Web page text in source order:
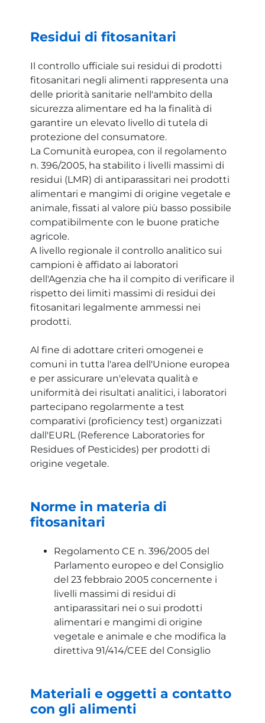
Residui di fitosanitari
Il controllo ufficiale sui residui di prodotti
fitosanitari negli alimenti rappresenta una
delle priorità sanitarie nell'ambito della
sicurezza alimentare ed ha la finalità di
garantire un elevato livello di tutela di
protezione del consumatore.
La Comunità europea, con il regolamento
n. 396/2005, ha stabilito i livelli massimi di
residui (LMR) di antiparassitari nei prodotti
alimentari e mangimi di origine vegetale e
animale, fissati al valore più basso possibile
compatibilmente con le buone pratiche
agricole.
A livello regionale il controllo analitico sui
campioni è affidato ai laboratori
dell'Agenzia che ha il compito di verificare il
rispetto dei limiti massimi di residui dei
fitosanitari legalmente ammessi nei
prodotti.
Al fine di adottare criteri omogenei e
comuni in tutta l'area dell'Unione europea
e per assicurare un'elevata qualità e
uniformità dei risultati analitici, i laboratori
partecipano regolarmente a test
comparativi (proficiency test) organizzati
dall'EURL (Reference Laboratories for
Residues of Pesticides) per prodotti di
origine vegetale.
Norme in materia di
fitosanitari
Regolamento CE n. 396/2005 del
Parlamento europeo e del Consiglio
del 23 febbraio 2005 concernente i
livelli massimi di residui di
antiparassitari nei o sui prodotti
alimentari e mangimi di origine
vegetale e animale e che modifica la
direttiva 91/414/CEE del Consiglio
Materiali e oggetti a contatto
con gli alimenti